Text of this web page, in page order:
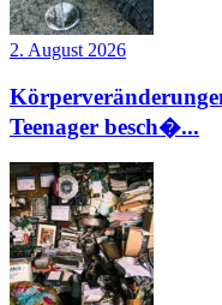
2. August 2026
Teenager besch�...